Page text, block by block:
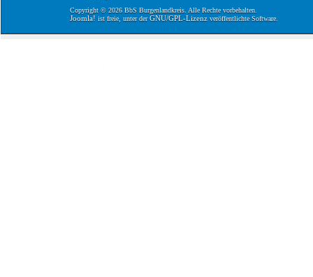
Copyright © 2026 BbS Burgenlandkreis. Alle Rechte vorbehalten.
Joomla! ist freie, unter derGNU/GPL-Lizenzveröffentlichte Software.